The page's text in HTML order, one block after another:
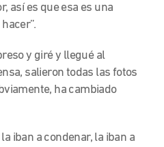
así es que esa es una
y giré y llegué al
salieron todas las fotos
ha cambiado
iban a condenar, la iban a